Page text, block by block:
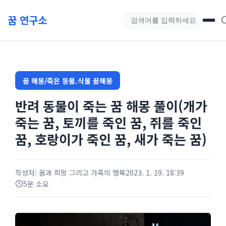
꿈 연구소 블로그 검색
꿈 해몽/죽은 동물.식물 꿈해몽
반려 동물이 죽는 꿈 해몽 풀이(개가
죽는 꿈, 토끼를 죽인 꿈, 쥐를 죽인
꿈, 호랑이가 죽인 꿈, 새가 죽는 꿈)
작성자: 꿈과 희망 그리고 가족의 행복2023. 1. 19. 18:39
5분 소요